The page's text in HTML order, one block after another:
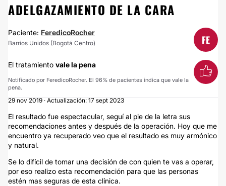
ADELGAZAMIENTO DE LA CARA
Paciente: FeredicoRocher
Barrios Unidos (Bogotá Centro) FE
El tratamiento vale la pena
Notificado por FeredicoRocher. El 96% de pacientes indica que vale la
pena.
29 nov 2019 · Actualización: 17 sept 2023
El resultado fue espectacular, seguí al pie de la letra sus
recomendaciones antes y después de la operación. Hoy que me
encuentro ya recuperado veo que el resultado es muy armónico
y natural.
Se lo difícil de tomar una decisión de con quien te vas a operar,
por eso realizo esta recomendación para que las personas
estén mas seguras de esta clínica.